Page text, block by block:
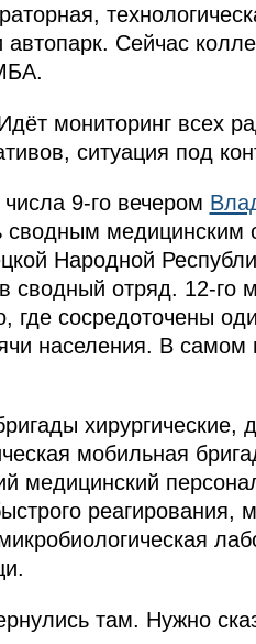
Сейчас
мониторинг всех
ситуация под
9-го вечером
сводным
Народной
сводный отряд. 12-го
где сосредоточены
населения. В самом
мобильная
медицинский
реагирования,
там. Нужно